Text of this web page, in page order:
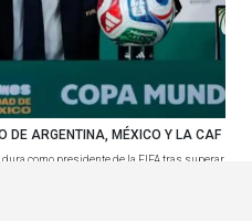
DE ARGENTINA, MÉXICO Y LA CAF
como presidente de la FIFA tras superar